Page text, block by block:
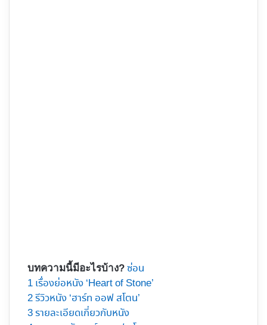
บทความนี้มีอะไรบ้าง? ซ่อน
1 เรื่องย่อหนัง ‘Heart of Stone’
2รีวิวหนัง ‘ฮาร์ท ออฟ สโตน’
3รายละเอียดเกี่ยวกับหนัง